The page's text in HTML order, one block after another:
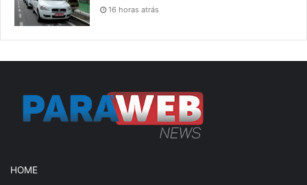
16 horas atrás
HOME